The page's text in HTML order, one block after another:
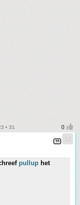
• 31
pullup het